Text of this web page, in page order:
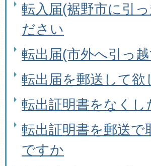
転入届(裾野市に引
ださい
転出届(市外へ引っ
転出届を郵送して
転出証明書をなく
転出証明書を郵送
ですか